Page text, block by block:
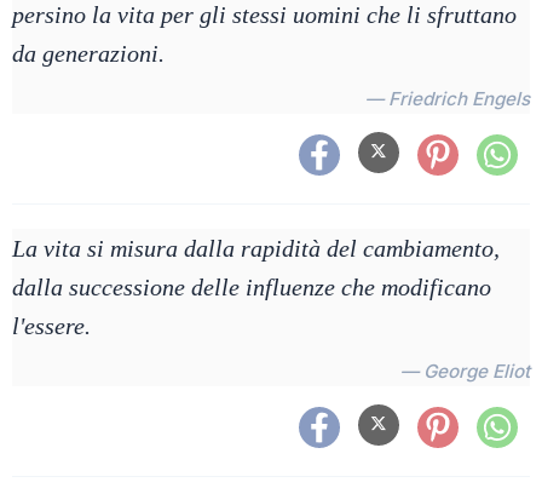
persino la vita per gli stessi uomini che li sfruttano
da generazioni.
— Friedrich Engels
La vita si misura dalla rapidità del cambiamento,
dalla successione delle influenze che modificano
l'essere.
— George Eliot